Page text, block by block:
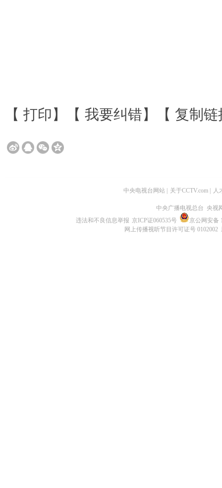
【 打印 】【 我要纠错】【 复制链
中央电视台网站 关于CCTV.com 人
中央广播电视总台 央视
违法和不良信息举报 京ICP证060535号
京公网安备
网上传播视听节目许可证号 0102002